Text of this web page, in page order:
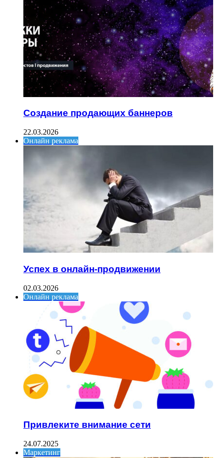
Создание продающих баннеров
22.03.2026
Онлайн реклама
Успех в онлайн-продвижении
02.03.2026
Онлайн реклама
Привлеките внимание сети
24.07.2025
Маркетинг